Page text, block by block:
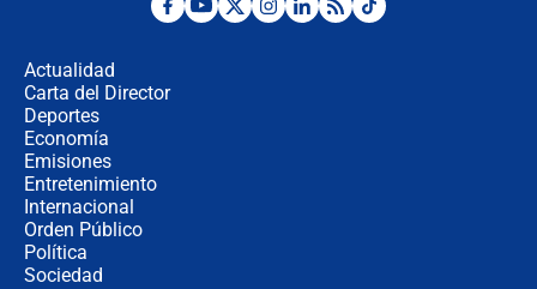
¿Por qué De la Espriella gobernará
Actualidad
Carta del Director
Deportes
Economía
Emisiones
Entretenimiento
Internacional
Orden Público
Política
Sociedad